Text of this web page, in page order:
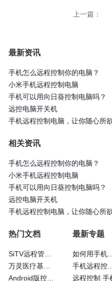
上一篇：
最新资讯
手机怎么远程控制你的电脑？
小米手机远程控制电脑
手机可以用向日葵控制电脑吗？
远控电脑开关机
手机远程控制电脑，让你随心所
相关资讯
手机怎么远程控制你的电脑？
小米手机远程控制电脑
手机可以用向日葵控制电脑吗？
远控电脑开关机
手机远程控制电脑，让你随心所
热门文档
SiTV远程管理维护户外广告屏大法—向日葵
万灵医疗基于向日葵的眼科远程诊断系统
Android版控制端常见问题
最新专题
如何用手机
手机远程
远程控制 手